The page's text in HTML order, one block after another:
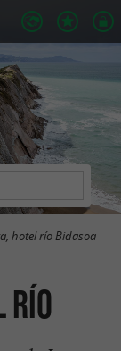
hotel río Bidasoa
río